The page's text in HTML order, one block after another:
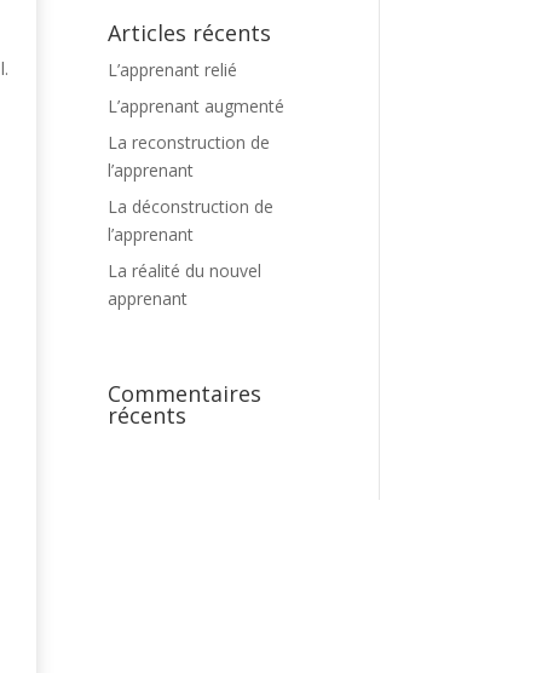
Articles récents
L’apprenant relié
L’apprenant augmenté
La reconstruction de
l’apprenant
La déconstruction de
l’apprenant
La réalité du nouvel
apprenant
Commentaires
récents